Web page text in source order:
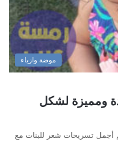
موضة وازياء
ومميزة لشكل
أجمل تسريحات شعر للبنات مع